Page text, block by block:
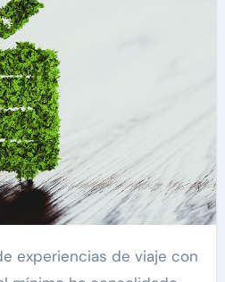
experiencias de viaje con